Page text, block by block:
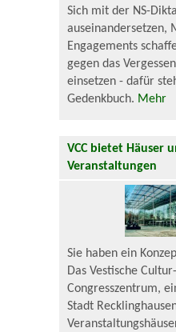
Sich mit der NS-
auseinandersetzen,
Engagements
gegen das
einsetzen - dafür
Gedenkbuch. Mehr
VCC bietet Häuser
Veranstaltungen
Sie haben ein
Das Vestische
Congresszentrum,
Stadt